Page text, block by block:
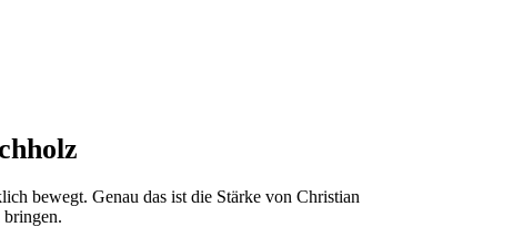
bewegt. Genau das ist die Stärke von Christian